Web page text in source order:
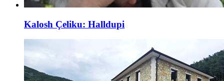
Kalosh Çeliku: Halldupi